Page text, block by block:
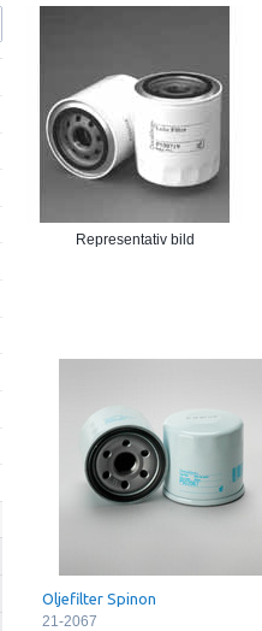
Representativ bild
Oljefilter Spinon
21-2067